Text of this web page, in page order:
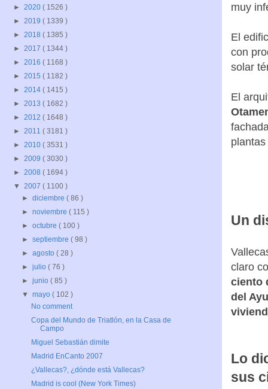
muy
El
con
solar
El
Un
claro
ciento
del
Lo
sus
► 2020 ( 1526 )
► 2019 ( 1339 )
► 2018 ( 1385 )
► 2017 ( 1344 )
► 2016 ( 1168 )
► 2015 ( 1182 )
► 2014 ( 1415 )
► 2013 ( 1682 )
► 2012 ( 1648 )
► 2011 ( 3181 )
► 2010 ( 3531 )
► 2009 ( 3030 )
► 2008 ( 1694 )
▼ 2007 ( 1100 )
►diciembre( 86 )
►noviembre( 115 )
►octubre( 100 )
►septiembre( 98 )
►agosto( 28 )
►julio( 76 )
►junio( 85 )
▼mayo( 102 )
No comment
Copa del Mundo de Triatlón, en la Casa de
Campo
Miguel Sebastián dimite
Madrid EnCanto 2007
¿Vallecas?, ¿dónde está Vallecas?
Madrid is cool (New York Times)